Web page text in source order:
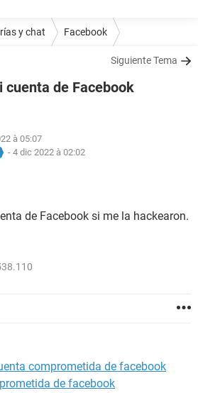
y chat Facebook
Siguiente Tema
cuenta de Facebook
à 05:07
- 4 dic 2022 à 02:02
de Facebook si me la hackearon.
comprometida de facebook
de facebook